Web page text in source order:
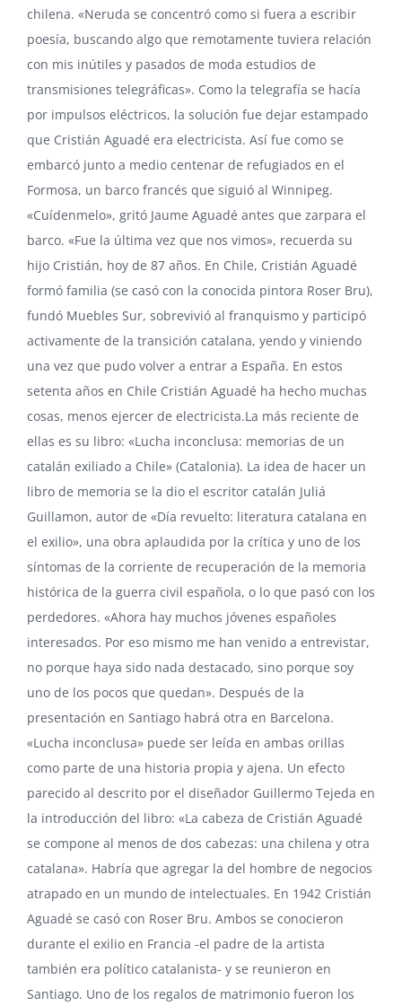
chilena. «Neruda se concentró como si fuera a escribir
poesía, buscando algo que remotamente tuviera relación
con mis inútiles y pasados de moda estudios de
transmisiones telegráficas». Como la telegrafía se hacía
por impulsos eléctricos, la solución fue dejar estampado
que Cristián Aguadé era electricista. Así fue como se
embarcó junto a medio centenar de refugiados en el
Formosa, un barco francés que siguió al Winnipeg.
«Cuídenmelo», gritó Jaume Aguadé antes que zarpara el
barco. «Fue la última vez que nos vimos», recuerda su
hijo Cristián, hoy de 87 años. En Chile, Cristián Aguadé
formó familia (se casó con la conocida pintora Roser Bru),
fundó Muebles Sur, sobrevivió al franquismo y participó
activamente de la transición catalana, yendo y viniendo
una vez que pudo volver a entrar a España. En estos
setenta años en Chile Cristián Aguadé ha hecho muchas
cosas, menos ejercer de electricista.La más reciente de
ellas es su libro: «Lucha inconclusa: memorias de un
catalán exiliado a Chile» (Catalonia). La idea de hacer un
libro de memoria se la dio el escritor catalán Juliá
Guillamon, autor de «Día revuelto: literatura catalana en
el exilio», una obra aplaudida por la crítica y uno de los
síntomas de la corriente de recuperación de la memoria
histórica de la guerra civil española, o lo que pasó con los
perdedores. «Ahora hay muchos jóvenes españoles
interesados. Por eso mismo me han venido a entrevistar,
no porque haya sido nada destacado, sino porque soy
uno de los pocos que quedan». Después de la
presentación en Santiago habrá otra en Barcelona.
«Lucha inconclusa» puede ser leída en ambas orillas
como parte de una historia propia y ajena. Un efecto
parecido al descrito por el diseñador Guillermo Tejeda en
la introducción del libro: «La cabeza de Cristián Aguadé
se compone al menos de dos cabezas: una chilena y otra
catalana». Habría que agregar la del hombre de negocios
atrapado en un mundo de intelectuales. En 1942 Cristián
Aguadé se casó con Roser Bru. Ambos se conocieron
durante el exilio en Francia -el padre de la artista
también era político catalanista- y se reunieron en
Santiago. Uno de los regalos de matrimonio fueron los